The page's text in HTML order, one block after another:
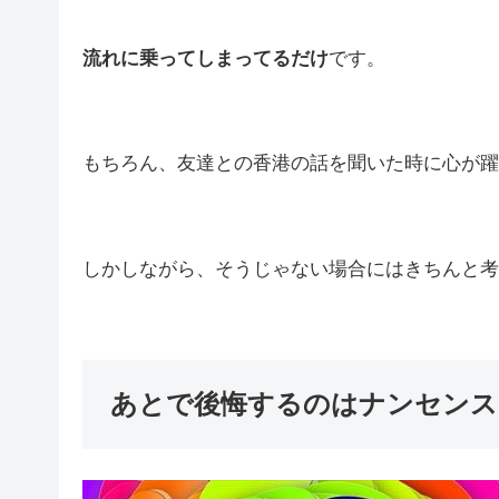
流れに乗ってしまってるだけです。
もちろん、友達との香港の話を聞いた時に心が
しかしながら、そうじゃない場合にはきちんと
あとで後悔するのはナンセン